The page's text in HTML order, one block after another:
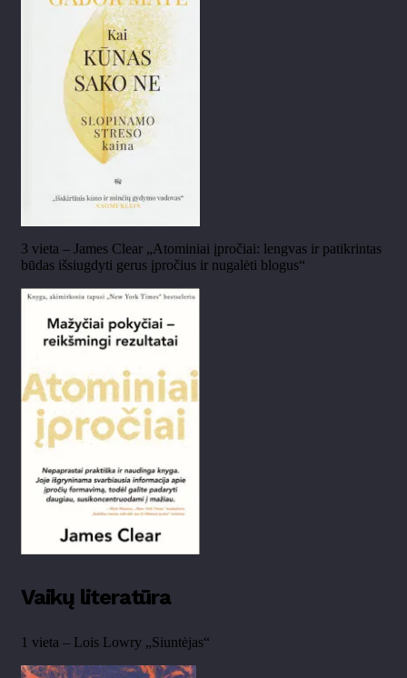
3 vieta – James Clear „Atominiai įpročiai: lengvas ir patikrintas
būdas išsiugdyti gerus įpročius ir nugalėti blogus“
Vaikų literatūra
1 vieta – Lois Lowry „Siuntėjas“